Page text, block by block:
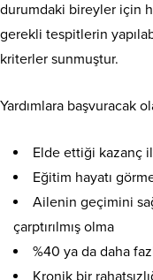
durumdaki bireyler için
gerekli tespitlerin
kriterler sunmuştur.
Yardımlara başvuracak
Elde ettiği kazanç
Eğitim hayatı
Ailenin geçimini
çarptırılmış olma
%40 ya da daha